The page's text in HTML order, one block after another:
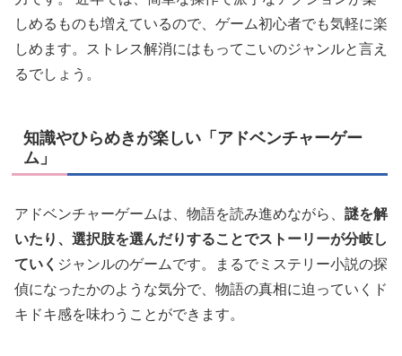
しめるものも増えているので、ゲーム初心者でも気軽に楽
しめます。ストレス解消にはもってこいのジャンルと言え
るでしょう。
知識やひらめきが楽しい「アドベンチャーゲー
ム」
アドベンチャーゲームは、物語を読み進めながら、 謎を解
いたり、選択肢を選んだりすることでストーリーが分岐し
ていく ジャンルのゲームです。まるでミステリー小説の探
偵になったかのような気分で、物語の真相に迫っていくド
キドキ感を味わうことができます。